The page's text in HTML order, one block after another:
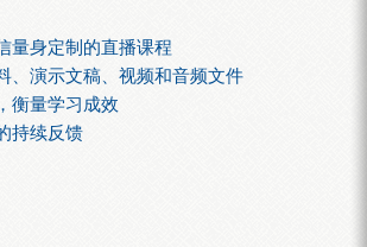
量身定制的直播课程
、演示文稿、视频和音频文件
衡量学习成效
持续反馈